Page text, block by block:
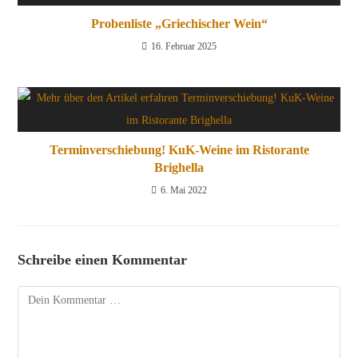
Probenliste „Griechischer Wein“
16. Februar 2025
Terminverschiebung! KuK-Weine im Ristorante
Brighella
6. Mai 2022
Schreibe einen Kommentar
Kommentar